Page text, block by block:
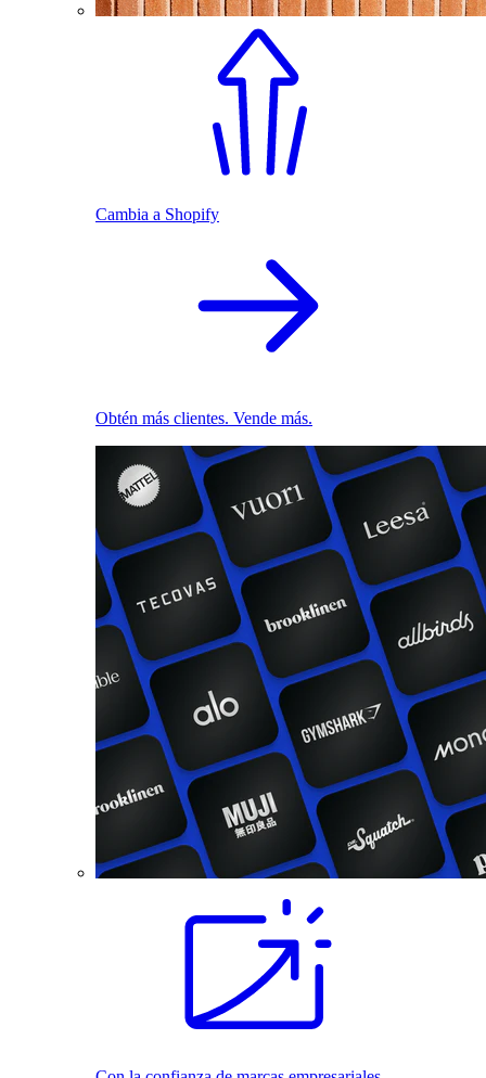
Cambia a Shopify
Obtén más clientes. Vende más.